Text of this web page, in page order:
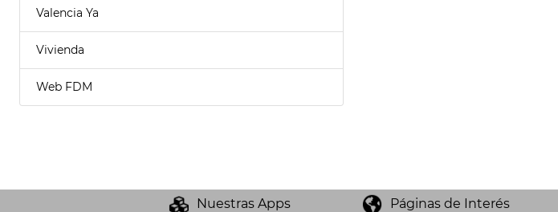
Valencia Ya
Vivienda
Web FDM
Nuestras Apps Páginas de Interés